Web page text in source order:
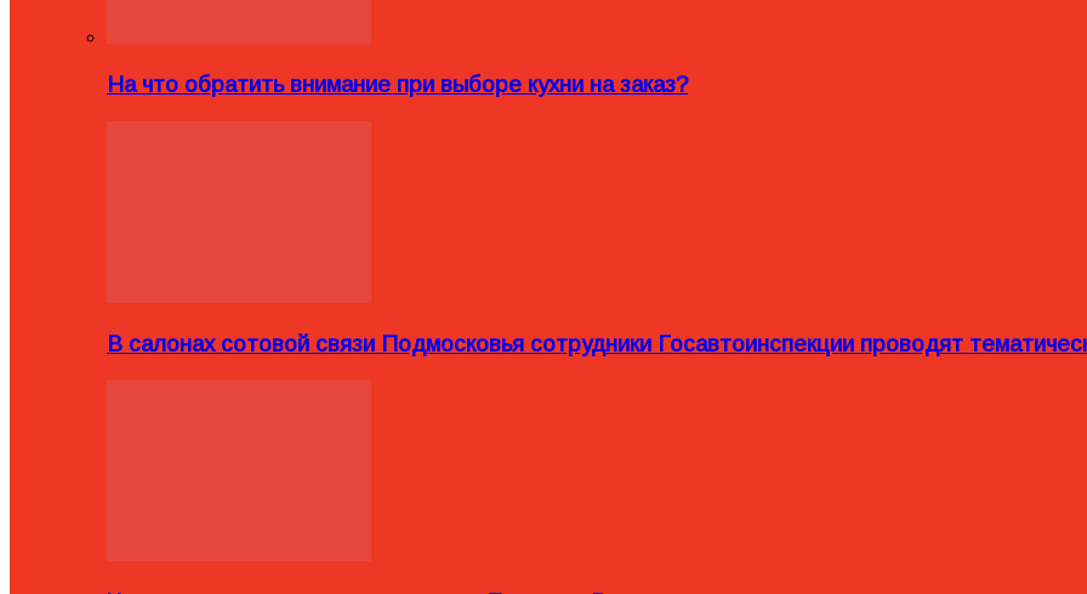
На что обратить внимание при выборе кухни на заказ?
В салонах сотовой связи Подмосковья сотрудники Госавтоинспекции проводят